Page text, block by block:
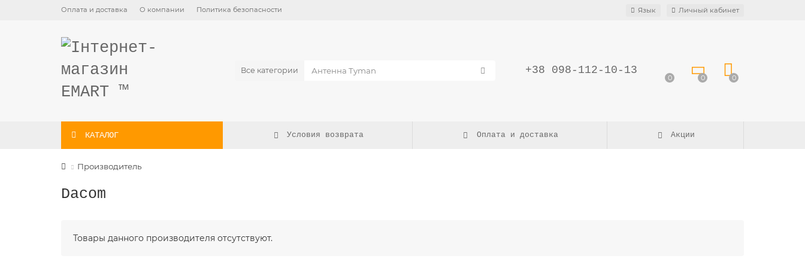
Оплата и доставка О компании Политика безопасности Язык Личный кабинет
Все категории +38 098-112-10-13
0 0 0
КАТАЛОГ Условия возврата Оплата и доставка Акции
Производитель
Dacom
Товары данного производителя отсутствуют.